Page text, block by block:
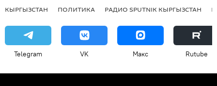
КЫРГЫЗСТАН ПОЛИТИКА РАДИО SPUTNIK КЫРГЫЗСТАН
Telegram VK Макс Rutube